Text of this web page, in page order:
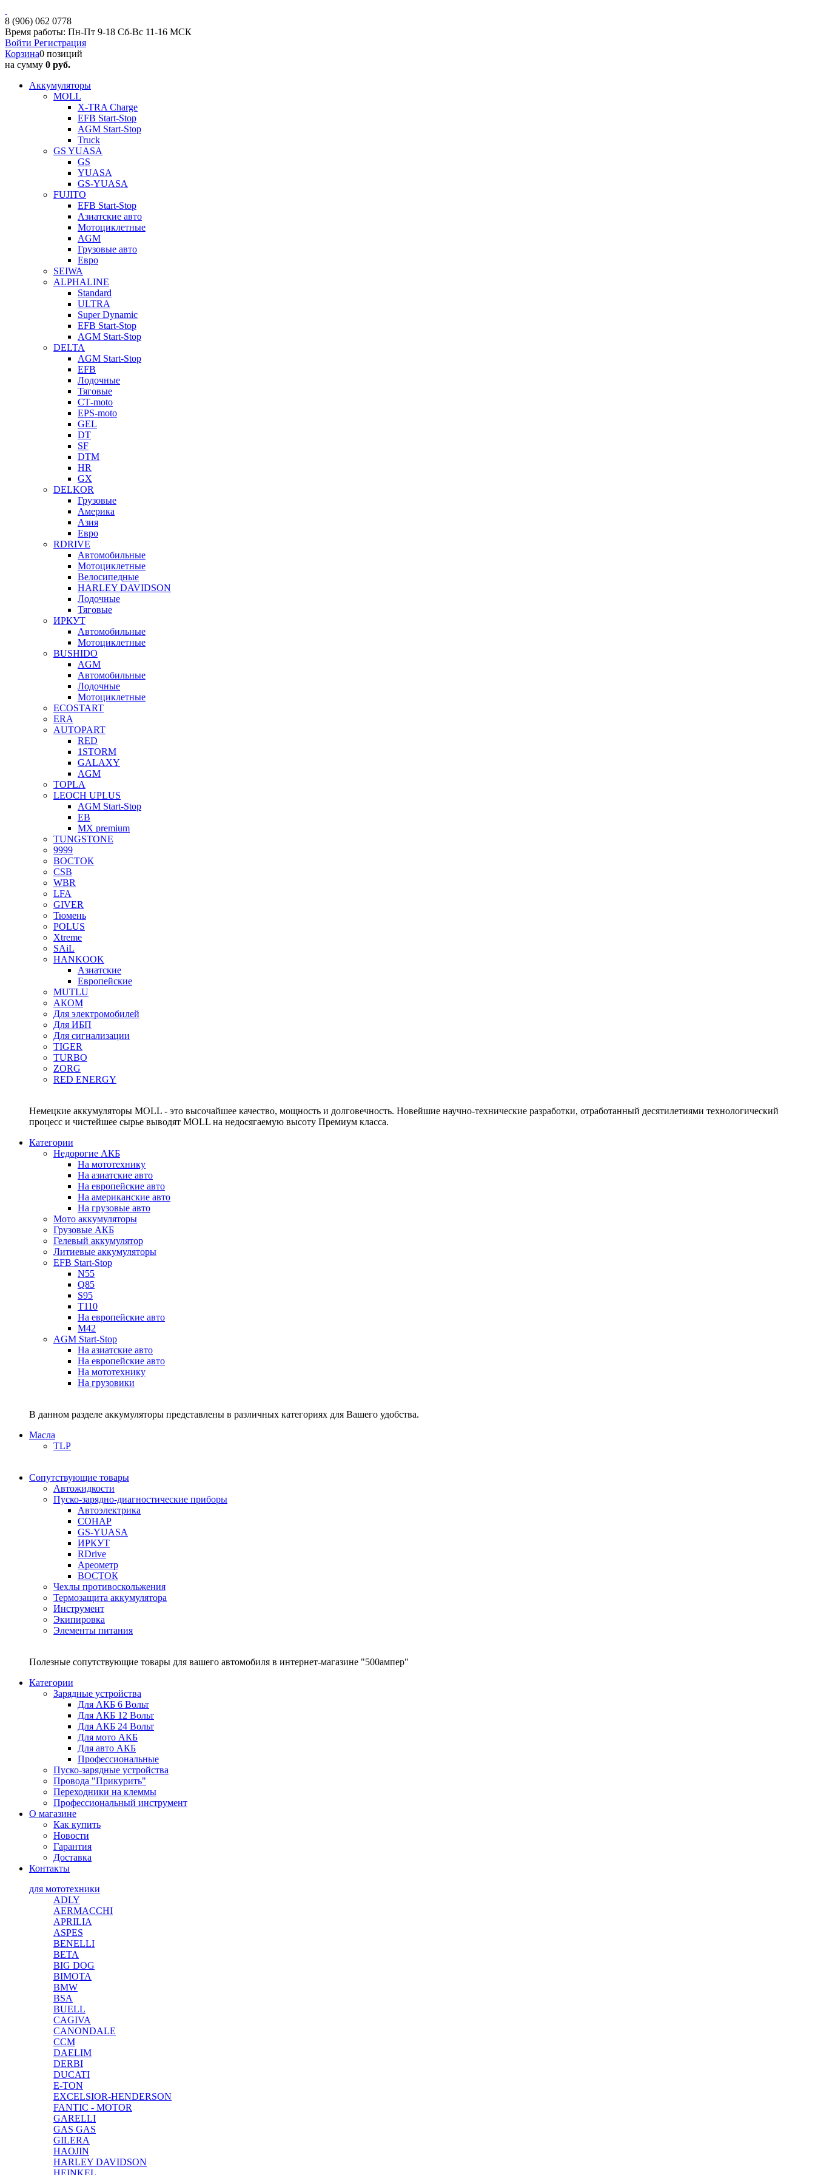
8 (906) 062 0778
Время работы: Пн-Пт 9-18 Сб-Вс 11-16 МСК
Войти Регистрация
Корзина0 позиций
на сумму 0 руб.
Аккумуляторы
MOLL
X-TRA Charge
EFB Start-Stop
AGM Start-Stop
Truck
GS YUASA
GS
YUASA
GS-YUASA
FUJITO
EFB Start-Stop
Азиатские авто
Мотоциклетные
AGM
Грузовые авто
Евро
SEIWA
ALPHALINE
Standard
ULTRA
Super Dynamic
EFB Start-Stop
AGM Start-Stop
DELTA
AGM Start-Stop
EFB
Лодочные
Тяговые
СТ-moto
EPS-moto
GEL
DT
SF
DTM
HR
GX
DELKOR
Грузовые
Америка
Азия
Евро
RDRIVE
Автомобильные
Мотоциклетные
Велосипедные
HARLEY DAVIDSON
Лодочные
Тяговые
ИРКУТ
Автомобильные
Мотоциклетные
BUSHIDO
AGM
Автомобильные
Лодочные
Мотоциклетные
ECOSTART
ERA
AUTOPART
RED
1STORM
GALAXY
AGM
TOPLA
LEOCH UPLUS
AGM Start-Stop
EB
MX premium
TUNGSTONE
9999
ВОСТОК
CSB
WBR
LFA
GIVER
Тюмень
POLUS
Xtreme
SAiL
HANKOOK
Азиатские
Европейские
MUTLU
АКОМ
Для электромобилей
Для ИБП
Для сигнализации
TIGER
TURBO
ZORG
RED ENERGY
Немецкие аккумуляторы MOLL - это высочайшее качество, мощность и долговечность. Новейшие научно-технические разработки, отработанный десятилетиями технологический
процесс и чистейшее сырье выводят MOLL на недосягаемую высоту Премиум класса.
Категории
Недорогие АКБ
На мототехнику
На азиатские авто
На европейские авто
На американские авто
На грузовые авто
Мото аккумуляторы
Грузовые АКБ
Гелевый аккумулятор
Литиевые аккумуляторы
EFB Start-Stop
N55
Q85
S95
T110
На европейские авто
M42
AGM Start-Stop
На азиатские авто
На европейские авто
На мототехнику
На грузовики
В данном разделе аккумуляторы представлены в различных категориях для Вашего удобства.
Масла
TLP
Сопутствующие товары
Автожидкости
Пуско-зарядно-диагностические приборы
Автоэлектрика
СОНАР
GS-YUASA
ИРКУТ
RDrive
Ареометр
ВОСТОК
Чехлы противоскольжения
Термозащита аккумулятора
Инструмент
Экипировка
Элементы питания
Полезные сопутствующие товары для вашего автомобиля в интернет-магазине "500ампер"
Категории
Зарядные устройства
Для АКБ 6 Вольт
Для АКБ 12 Вольт
Для АКБ 24 Вольт
Для мото АКБ
Для авто АКБ
Профессиональные
Пуско-зарядные устройства
Провода "Прикурить"
Переходники на клеммы
Профессиональный инструмент
О магазине
Как купить
Новости
Гарантия
Доставка
Контакты
для мототехники
ADLY
AERMACCHI
APRILIA
ASPES
BENELLI
BETA
BIG DOG
BIMOTA
BMW
BSA
BUELL
CAGIVA
CANONDALE
CCM
DAELIM
DERBI
DUCATI
E-TON
EXCELSIOR-HENDERSON
FANTIC - MOTOR
GARELLI
GAS GAS
GILERA
HAOJIN
HARLEY DAVIDSON
HEINKEL